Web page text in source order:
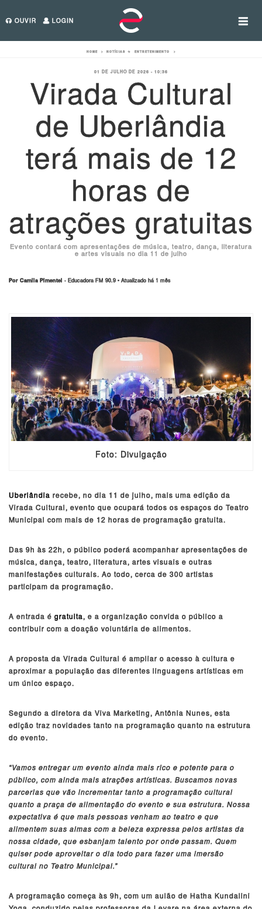
OUVIR LOGIN
HOME > NOTÍCIAS > ENTRETENIMENTO >
01 DE JULHO DE 2026 - 10:36
Virada Cultural
de Uberlândia
terá mais de 12
horas de
atrações gratuitas
Evento contará com apresentações de música, teatro, dança, literatura
e artes visuais no dia 11 de julho
Por Camila Pimentel - Educadora FM 90.9 • Atualizado há 1 mês
Foto: Divulgação
Uberlândia recebe, no dia 11 de julho, mais uma edição da
Virada Cultural, evento que ocupará todos os espaços do Teatro
Municipal com mais de 12 horas de programação gratuita.
Das 9h às 22h, o público poderá acompanhar apresentações de
música, dança, teatro, literatura, artes visuais e outras
manifestações culturais. Ao todo, cerca de 300 artistas
participam da programação.
A entrada é gratuita, e a organização convida o público a
contribuir com a doação voluntária de alimentos.
A proposta da Virada Cultural é ampliar o acesso à cultura e
aproximar a população das diferentes linguagens artísticas em
um único espaço.
Segundo a diretora da Viva Marketing, Antônia Nunes, esta
edição traz novidades tanto na programação quanto na estrutura
do evento.
“Vamos entregar um evento ainda mais rico e potente para o
público, com ainda mais atrações artísticas. Buscamos novas
parcerias que vão incrementar tanto a programação cultural
quanto a praça de alimentação do evento e sua estrutura. Nossa
expectativa é que mais pessoas venham ao teatro e que
alimentem suas almas com a beleza expressa pelos artistas da
nossa cidade, que esbanjam talento por onde passam. Quem
quiser pode aproveitar o dia todo para fazer uma imersão
cultural no Teatro Municipal.”
A programação começa às 9h, com um aulão de Hatha Kundalini